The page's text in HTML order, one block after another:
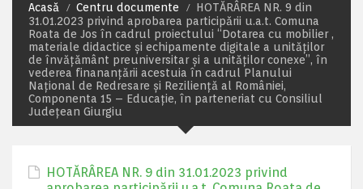
Acasă Centru documente
HOTĂRÂREA NR. 9 din
31.01.2023 privind aprobarea participării u.a.t. Comuna
Roata de Jos în cadrul proiectului “Dotarea cu mobilier ,
materiale didactice și echipamente digitale a unităților
de învățământ preuniversitar și a unităților conexe”, în
vederea finananțării acestuia în cadrul Planului
Național de Redresare și Reziliență al României,
Componenta 15 – Educație, în parteneriat cu Consiliul
Județean Giurgiu
HOTĂRÂREA NR. 9 din 31.01.2023 privind